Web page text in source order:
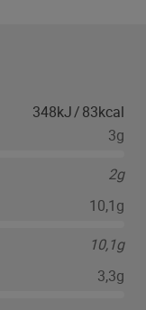
348kJ/83kcal
3g
2g
10,1g
10,1g
3,3g